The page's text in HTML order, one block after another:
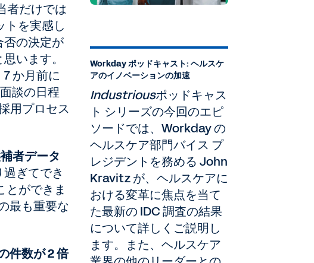
者だけでは
トを実感し
否の決定が
います。
か月前に
談の日程
用プロセス
者データ
ぎてでき
とができま
最も重要な
件数が 2 倍
Workday ポッドキャスト: ヘルスケ
アのイノベーションの加速
Industriousポッドキャス
ト シリーズの今回のエピ
ソードでは、Workday の
ヘルスケア部門バイス プ
レジデントを務める John
Kravitz が、ヘルスケアに
おける変革に焦点を当て
た最新の IDC 調査の結果
について詳しくご説明し
ます。また、ヘルスケア